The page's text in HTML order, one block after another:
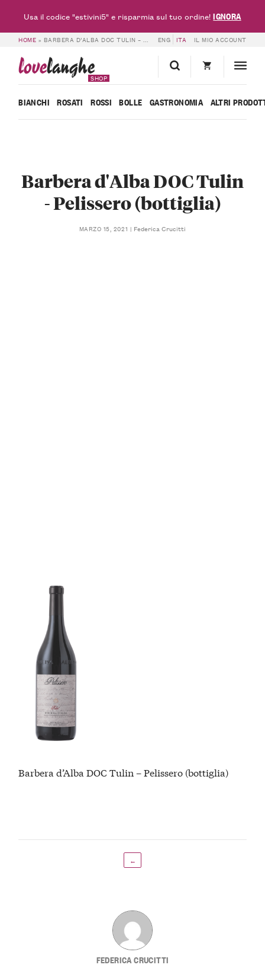
HOME » BARBERA D’ALBA DOC TULIN – PELISSERO (BOTTIGLIA) ENG ITA IL MIO ACCOUNT
lovelanghe
SHOP
BIANCHI ROSATI ROSSI BOLLE GASTRONOMIA ALTRI
Barbera d'Alba DOC Tulin
- Pelissero (bottiglia)
MARZO 15, 2021 Federica Crucitti
Barbera d’Alba DOC Tulin – Pelissero (bottiglia)
←
FEDERICA CRUCITTI
Usa il codice "estivini5" e risparmia sul tuo ordine!IGNORA